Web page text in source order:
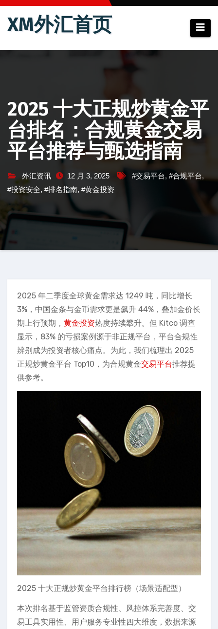
跳
XM外汇首页
2025 十大正规炒黄金平
台排名：合规黄金交易
平台推荐与甄选指南
外汇资讯 12 月 3, 2025 #交易平台, #合规平台,
#投资安全, #排名指南, #黄金投资
2025 年二季度全球黄金需求达 1249 吨，同比增长
3%，中国金条与金币需求更是飙升 44%，叠加金价长
期上行预期， 黄金投资热度持续攀升。但 Kitco 调查
显示，83% 的亏损案例源于非正规平台，平台合规性
辨别成为投资者核心痛点。为此，我们梳理出 2025
正规炒黄金平台 Top10，为合规黄金交易平台推荐提
供参考。
2025 十大正规炒黄金平台排行榜（场景适配型）
本次排名基于监管资质合规性、风控体系完善度、交
易工具实用性、用户服务专业性四大维度，数据来源